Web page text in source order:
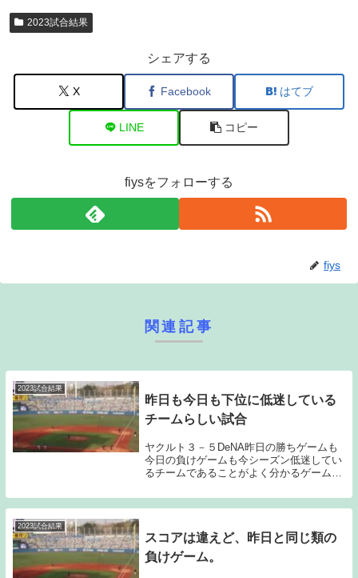
2023試合結果
シェアする
X Facebook はてブ
LINE コピー
fiysをフォローする
fiys
関連記事
2023試合結果
昨日も今日も下位に低迷している
チームらしい試合
ヤクルト３－５DeNA昨日の勝ちゲームも
今日の負けゲームも今シーズン低迷してい
るチームであることがよく分かるゲームと
ー、与四死球が失点に絡んでしまい、必要
以上に失点を重ねてしまった印象である。
2023試合結果
スコアは違えど、昨日と同じ類の
負けゲーム。